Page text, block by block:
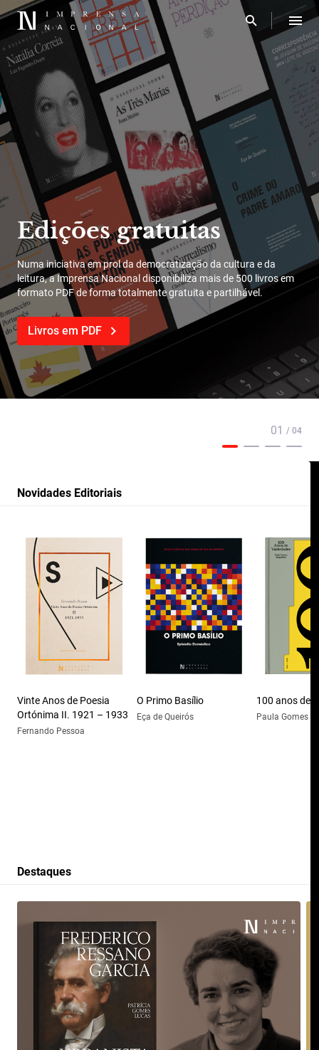
Edições gratuitas
Numa iniciativa em prol da democratização da cultura e da
leitura, a Imprensa Nacional disponibiliza mais de 500 livros em
formato PDF de forma totalmente gratuita e partilhável.
Livros em PDF
01 / 04
Novidades Editoriais
Vinte Anos de Poesia
Ortónima II. 1921 – 1933
Fernando Pessoa
O Primo Basílio
Eça de Queirós
100 anos de
Paula Gomes
Destaques